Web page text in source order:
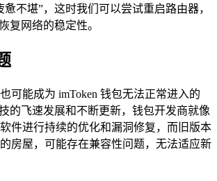
不堪”，这时我们可以尝试重启路由器，
复网络的稳定性。
可能成为 imToken 钱包无法正常进入的
的飞速发展和不断更新，钱包开发商就像
件进行持续的优化和漏洞修复，而旧版本
房屋，可能存在兼容性问题，无法适应新